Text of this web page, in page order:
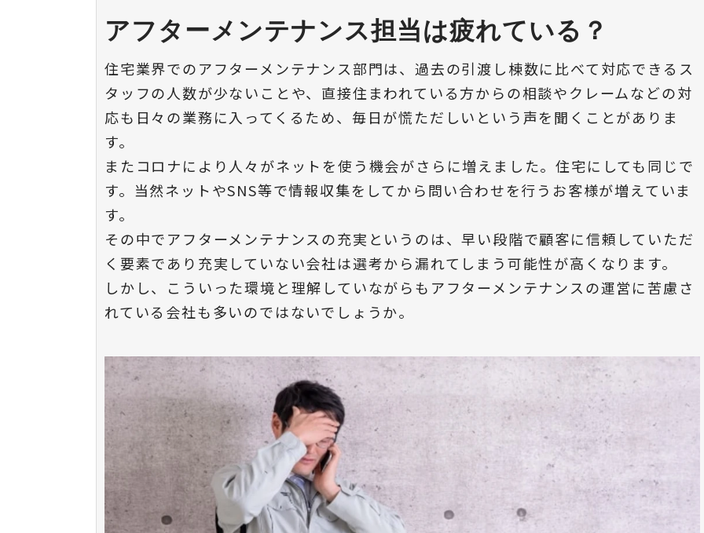
アフターメンテナンス担当は疲れている？
住宅業界でのアフターメンテナンス部門は、過去の引渡し棟数に比べて対応できるス
タッフの人数が少ないことや、直接住まわれている方からの相談やクレームなどの対
応も日々の業務に入ってくるため、毎日が慌ただしいという声を聞くことがありま
す。
またコロナにより人々がネットを使う機会がさらに増えました。住宅にしても同じで
す。当然ネットやSNS等で情報収集をしてから問い合わせを行うお客様が増えていま
す。
その中でアフターメンテナンスの充実というのは、早い段階で顧客に信頼していただ
く要素であり充実していない会社は選考から漏れてしまう可能性が高くなります。
しかし、こういった環境と理解していながらもアフターメンテナンスの運営に苦慮さ
れている会社も多いのではないでしょうか。